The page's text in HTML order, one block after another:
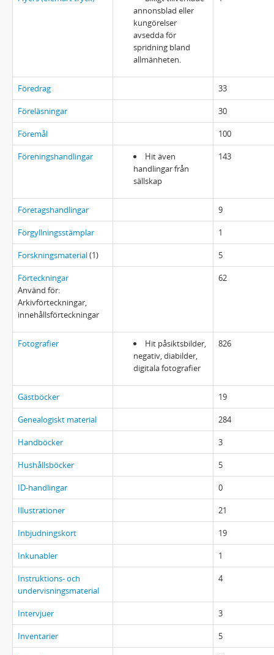
annonsblad eller
kungörelser
avsedda för
spridning bland
allmänheten.
Föredrag 33
Föreläsningar 30
Föremål 100
Föreningshandlingar
Hit även
handlingar från
sällskap
143
Företagshandlingar 9
Förgyllningsstämplar 1
Forskningsmaterial(1) 5
Förteckningar
Använd för:
Arkivförteckningar,
innehållsförteckningar
62
Fotografier
Hit påsiktsbilder,
negativ, diabilder,
digitala fotografier
826
Gästböcker 19
Genealogiskt material 284
Handböcker 3
Hushållsböcker 5
ID-handlingar 0
Illustrationer 21
Inbjudningskort 19
Inkunabler 1
Instruktions- och
undervisningsmaterial
4
Intervjuer 3
Inventarier 5